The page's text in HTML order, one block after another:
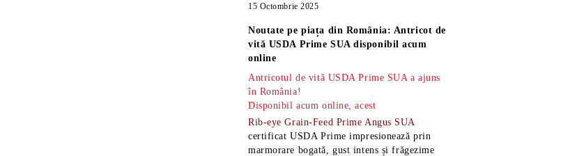
15 Octombrie 2025
Noutate pe piața din România: Antricot de
vită USDA Prime SUA disponibil acum
online
Antricotul de vită USDA Prime SUA a ajuns
în România!
Disponibil acum online, acest
Rib-eye Grain-Feed Prime Angus SUA
certificat USDA Prime impresionează prin
marmorare bogată, gust intens și frăgezime